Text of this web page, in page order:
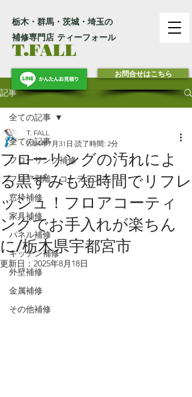
栃木・群馬・茨城・埼玉の
補修専門店 ティーフォール
T.FALL
お問合せはこちら
記事
全ての記事
フローリング補修
フロア剥離・コーティング
窓枠補修
家具補修
パネル補修
キッチン補修
外壁補修
金属補修
その他補修
全ての記事
フローリングの汚れによ
る黒ずみも短時間でリフレ
ッシュ！フロアコーティ
ングでお手入れが楽ちん
に/栃木県宇都宮市
T. FALL
2024年7月31日 読了時間: 2分
更新日： 2025年8月18日